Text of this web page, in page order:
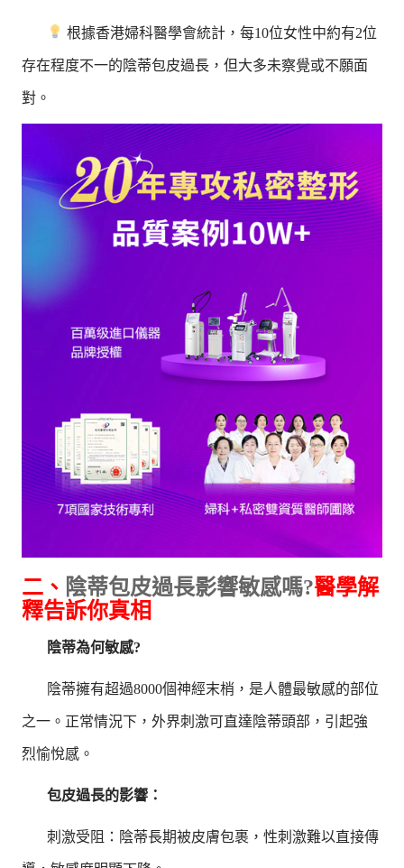
根據香港婦科醫學會統計，每10位女性中約有2位
存在程度不一的陰蒂包皮過長，但大多未察覺或不願面
對。
二、 陰蒂包皮過長影響敏感嗎?醫學解
釋告訴你真相
陰蒂為何敏感?
陰蒂擁有超過8000個神經末梢，是人體最敏感的部位
之一。正常情況下，外界刺激可直達陰蒂頭部，引起強
烈愉悅感。
包皮過長的影響：
刺激受阻：陰蒂長期被皮膚包裹，性刺激難以直接傳